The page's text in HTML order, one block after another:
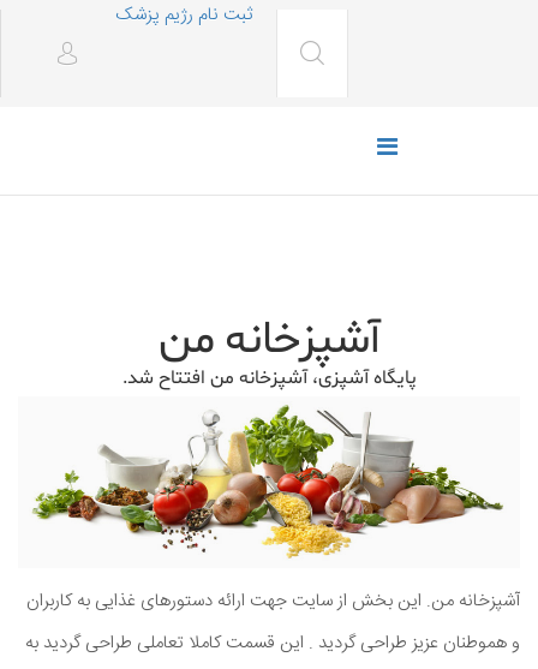
ثبت نام رژیم پزشک
آشپزخانه من
پایگاه آشپزی، آشپزخانه من افتتاح شد.
آشپزخانه من. این بخش از سایت جهت ارائه دستورهای غذایی به کاربران
و هموطنان عزیز طراحی گردید . این قسمت کاملا تعاملی طراحی گردید به